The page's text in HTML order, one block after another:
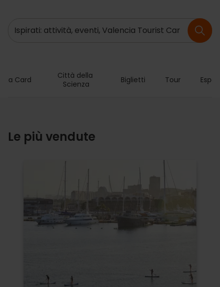
Ricerca
Card
Città della
Scienza
Biglietti Tour
Le più vendute